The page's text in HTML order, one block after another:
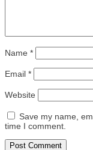
Name *
Email *
Website
Save my name,
time I comment.